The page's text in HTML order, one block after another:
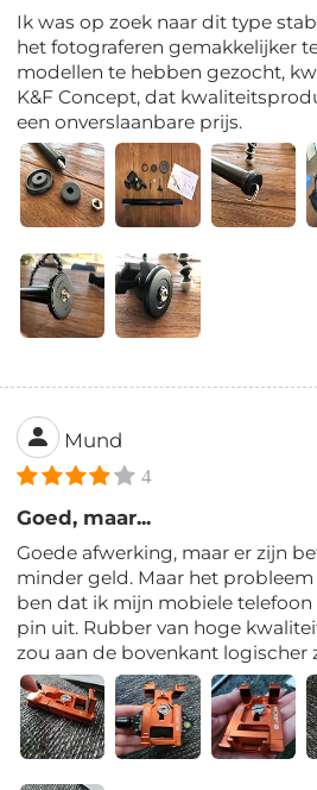
Ik was op zoek naar dit type
het fotograferen gemakkelijker
modellen te hebben gezocht,
K&F Concept, dat
een onverslaanbare prijs.
Mund
4
Goed, maar...
Goede afwerking, maar er zijn
minder geld. Maar het
ben dat ik mijn mobiele telefoon
pin uit. Rubber van hoge
zou aan de bovenkant logischer